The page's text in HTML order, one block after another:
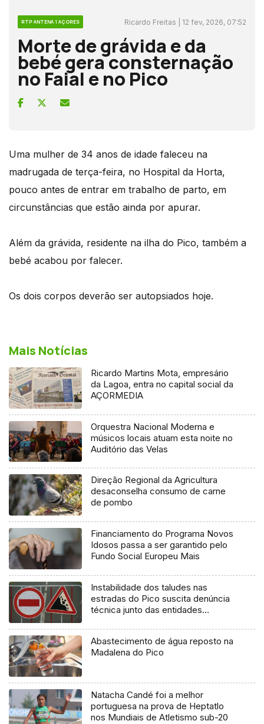
RTP ANTENA 1 AÇORES Ricardo Freitas | 12 fev, 2026, 07:52
Morte de grávida e da
bebé gera consternação
no Faial e no Pico
Uma mulher de 34 anos de idade faleceu na
madrugada de terça-feira, no Hospital da Horta,
pouco antes de entrar em trabalho de parto, em
circunstâncias que estão ainda por apurar.
Além da grávida, residente na ilha do Pico, também a
bebé acabou por falecer.
Os dois corpos deverão ser autopsiados hoje.
Mais Notícias
Ricardo Martins Mota, empresário
da Lagoa, entra no capital social da
AÇORMEDIA
Orquestra Nacional Moderna e
músicos locais atuam esta noite no
Auditório das Velas
Direção Regional da Agricultura
desaconselha consumo de carne
de pombo
Financiamento do Programa Novos
Idosos passa a ser garantido pelo
Fundo Social Europeu Mais
Instabilidade dos taludes nas
estradas do Pico suscita denúncia
técnica junto das entidades
Abastecimento de água reposto na
Madalena do Pico
Natacha Candé foi a melhor
portuguesa na prova de Heptatlo
nos Mundiais de Atletismo sub-20